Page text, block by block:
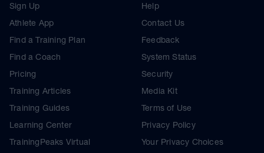
Sign Up
Athlete App
Find a Training Plan
Find a Coach
Pricing
Training Articles
Training Guides
Learning Center
TrainingPeaks Virtual
Help
Contact Us
Feedback
System Status
Security
Media Kit
Terms of Use
Privacy Policy
Your Privacy Choices